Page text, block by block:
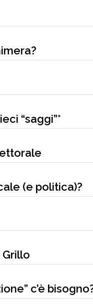
“saggi”*
(e politica)?
c’è